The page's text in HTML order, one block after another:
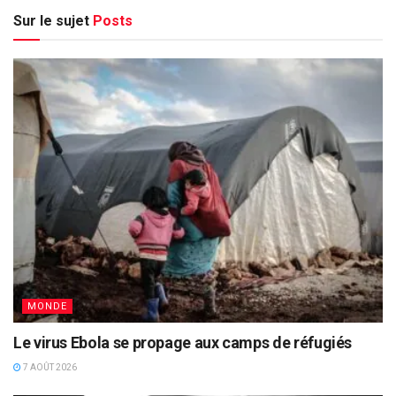
Sur le sujet Posts
MONDE
Le virus Ebola se propage aux camps de réfugiés
7 AOÛT 2026